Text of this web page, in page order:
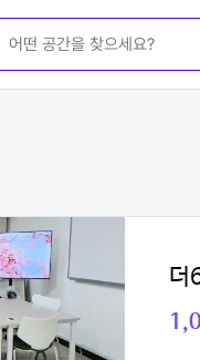
더